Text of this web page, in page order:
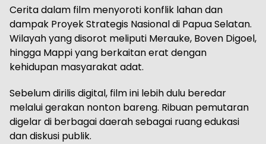
Cerita dalam film menyoroti konflik lahan dan
dampak Proyek Strategis Nasional di Papua Selatan.
Wilayah yang disorot meliputi Merauke, Boven Digoel,
hingga Mappi yang berkaitan erat dengan
kehidupan masyarakat adat.
Sebelum dirilis digital, film ini lebih dulu beredar
melalui gerakan nonton bareng. Ribuan pemutaran
digelar di berbagai daerah sebagai ruang edukasi
dan diskusi publik.